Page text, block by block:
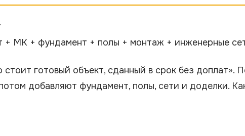
+ МК + фундамент + полы + монтаж + инженерные
стоит готовый объект, сданный в срок без
добавляют фундамент, полы, сети и доделки.